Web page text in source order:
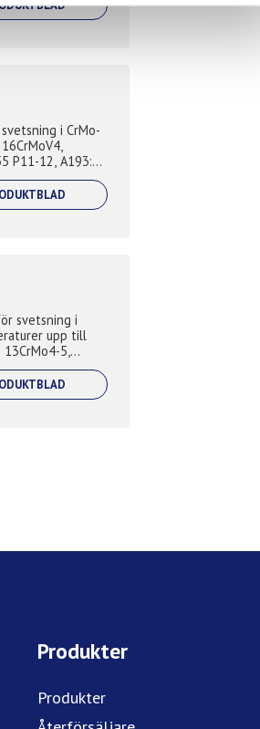
i CrMo-
P11-12, A193:
svetsning i
upp till
Produkter
Produkter